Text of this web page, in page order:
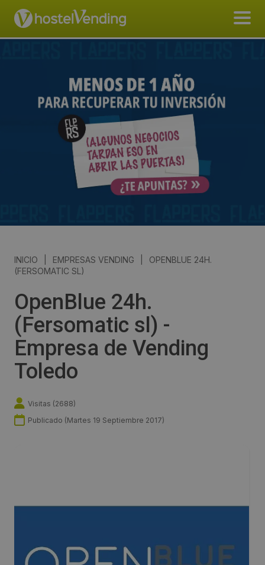
INICIO EMPRESAS VENDING
OPENBLUE 24H.
(FERSOMATIC SL)
OpenBlue 24h.
(Fersomatic sl) -
Empresa de Vending
Toledo
Visitas (2688)
Publicado (Martes 19 Septiembre 2017)